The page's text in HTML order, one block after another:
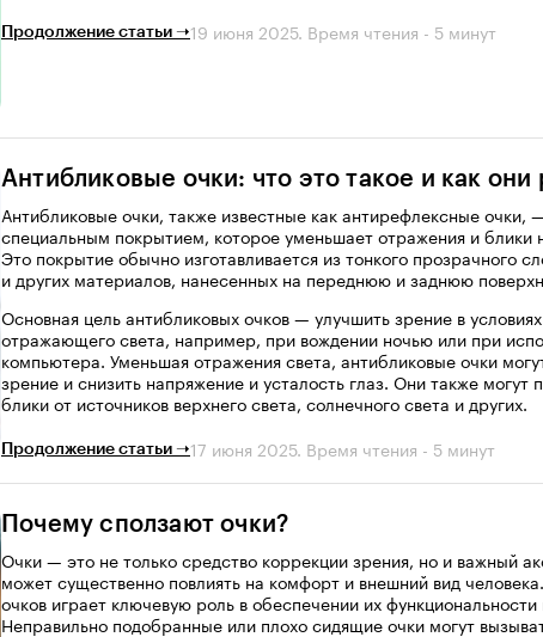
Продолжение статьи ➝19 июня 2025. Время чтения - 5 минут
Антибликовые очки: что это такое и как они
Антибликовые очки, также известные как антирефлексные очки,
специальным покрытием, которое уменьшает отражения и блики
Это покрытие обычно изготавливается из тонкого прозрачного
и других материалов, нанесенных на переднюю и заднюю
Основная цель антибликовых очков — улучшить зрение в
отражающего света, например, при вождении ночью или при
компьютера. Уменьшая отражения света, антибликовые очки
зрение и снизить напряжение и усталость глаз. Они также могут
блики от источников верхнего света, солнечного света и других.
Продолжение статьи ➝17 июня 2025. Время чтения - 5 минут
Почему сползают очки?
Очки — это не только средство коррекции зрения, но и важный
может существенно повлиять на комфорт и внешний вид
очков играет ключевую роль в обеспечении их функциональности
Неправильно подобранные или плохо сидящие очки могут